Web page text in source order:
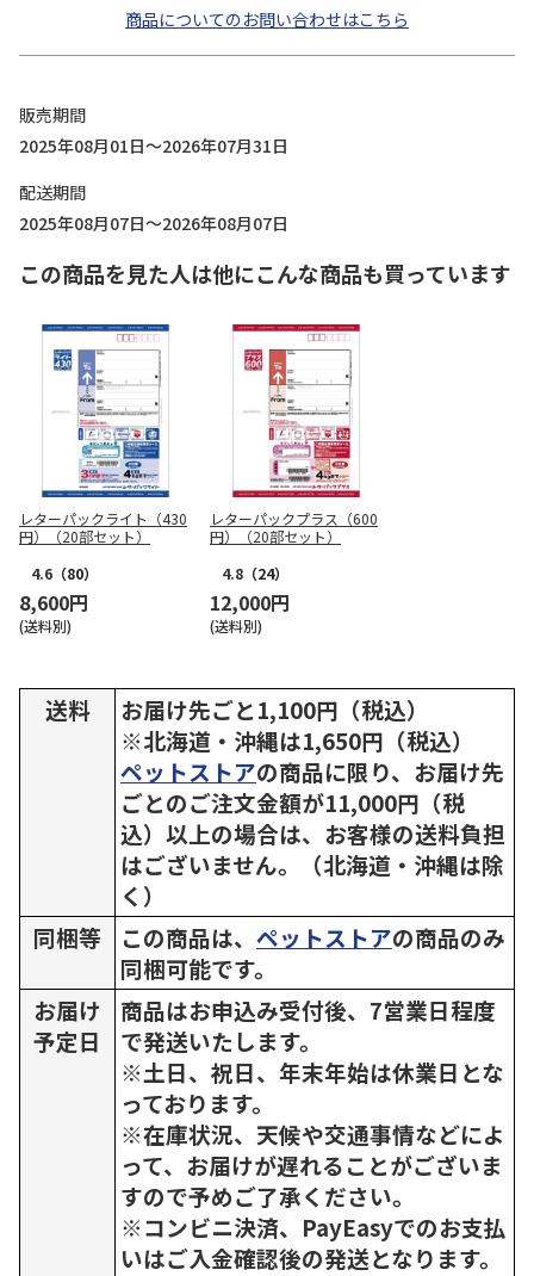
商品についてのお問い合わせはこちら
販売期間
2025年08月01日～2026年07月31日
配送期間
2025年08月07日～2026年08月07日
この商品を見た人は他にこんな商品も買っています
レターパックライト（430
円）（20部セット）
4.6 （80）
8,600円
(送料別)
レターパックプラス（600
円）（20部セット）
4.8 （24）
12,000円
(送料別)
送料
お届け先ごと1,100円（税込）
※北海道・沖縄は1,650円（税込）
ペットストアの商品に限り、お届け先
ごとのご注文金額が11,000円（税
込）以上の場合は、お客様の送料負担
はございません。（北海道・沖縄は除
く）
同梱等
この商品は、 ペットストアの商品のみ
同梱可能です。
お届け
予定日
商品はお申込み受付後、7営業日程度
で発送いたします。
※土日、祝日、年末年始は休業日とな
っております。
※在庫状況、天候や交通事情などによ
って、お届けが遅れることがございま
すので予めご了承ください。
※コンビニ決済、PayEasyでのお支払
いはご入金確認後の発送となります。